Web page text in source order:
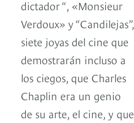
dictador “, «Monsieur
Verdoux» y “Candilejas”,
siete joyas del cine que
demostrarán incluso a
los ciegos, que Charles
Chaplin era un genio
de su arte, el cine, y que